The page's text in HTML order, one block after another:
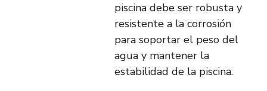
piscina debe ser robusta y
resistente a la corrosión
para soportar el peso del
agua y mantener la
estabilidad de la piscina.